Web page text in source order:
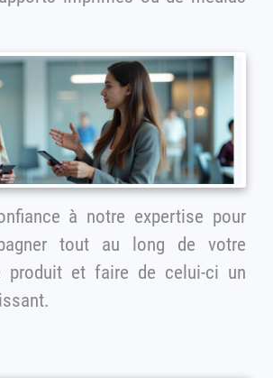
expertise pour
tout au long de votre